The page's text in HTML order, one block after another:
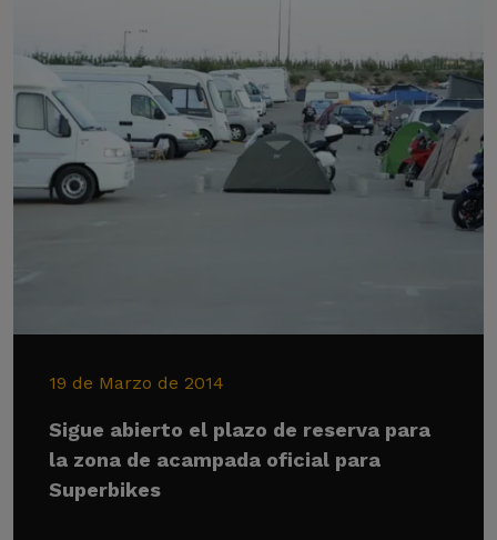
19 de Marzo de 2014
Sigue abierto el plazo de reserva para
la zona de acampada oficial para
Superbikes